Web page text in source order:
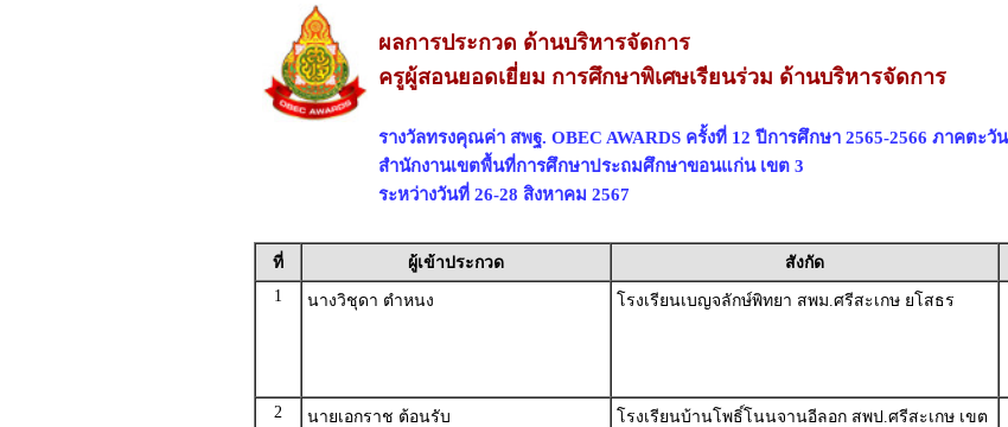
ผลการประกวด ด้านบริหารจัดการ
ครูผู้สอนยอดเยี่ยม การศึกษาพิเศษเรียนร่วม ด้านบริหารจัดการ
รางวัลทรงคุณค่า สพฐ. OBEC AWARDS ครั้งที่ 12 ปีการศึกษา 2565-2566 ภาคตะวั
สำนักงานเขตพื้นที่การศึกษาประถมศึกษาขอนแก่น เขต 3
ระหว่างวันที่ 26-28 สิงหาคม 2567
ที่ ผู้เข้าประกวด สังกัด
1
นางวิชุดา ตำหนง โรงเรียนเบญจลักษ์พิทยา สพม.ศรีสะเกษ ยโสธร
2
นายเอกราช ต้อนรับ
โรงเรียนบ้านโพธิ์โนนจานอีลอก สพป.ศรีสะเกษ เขต